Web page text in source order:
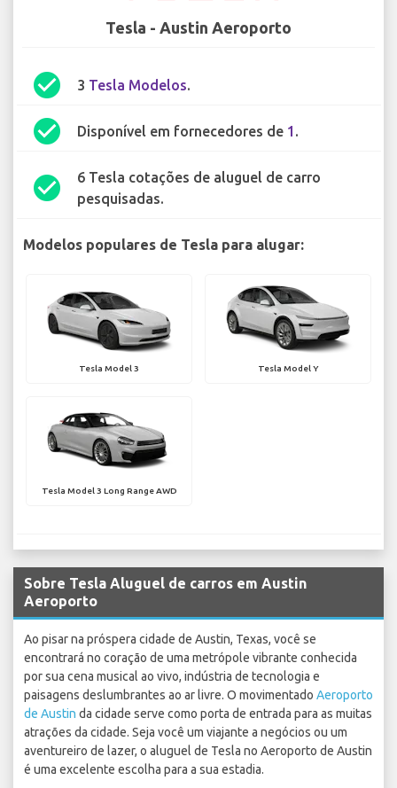
Tesla - Austin Aeroporto
check_circle 3 Tesla Modelos.
check_circle Disponível em fornecedores de 1 .
check_circle
6 Tesla cotações de aluguel de carro
pesquisadas.
Modelos populares de Tesla para alugar:
Tesla Model 3 Tesla Model Y
Tesla Model 3 Long Range AWD
Sobre Tesla Aluguel de carros em Austin
Aeroporto
Ao pisar na próspera cidade de Austin, Texas, você se
encontrará no coração de uma metrópole vibrante conhecida
por sua cena musical ao vivo, indústria de tecnologia e
paisagens deslumbrantes ao ar livre. O movimentado Aeroporto
de Austin da cidade serve como porta de entrada para as muitas
atrações da cidade. Seja você um viajante a negócios ou um
aventureiro de lazer, o aluguel de Tesla no Aeroporto de Austin
é uma excelente escolha para a sua estadia.